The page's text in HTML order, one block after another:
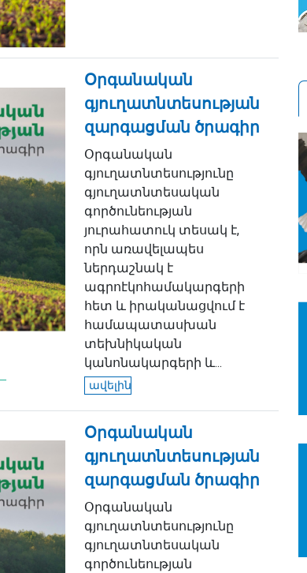
Օրգանական
գյուղատնտեսության
զարգացման ծրագիր
Օրգանական
գյուղատնտեսությունը
գյուղատնտեսական
գործունեության
յուրահատուկ տեսակ է,
որն առավելապես
ներդաշնակ է
ագրոէկոհամակարգերի
հետ և իրականացվում է
համապատասխան
տեխնիկական
կանոնակարգերի և...
ավելին
Օրգանական
գյուղատնտեսության
զարգացման ծրագիր
Օրգանական
գյուղատնտեսությունը
գյուղատնտեսական
գործունեության